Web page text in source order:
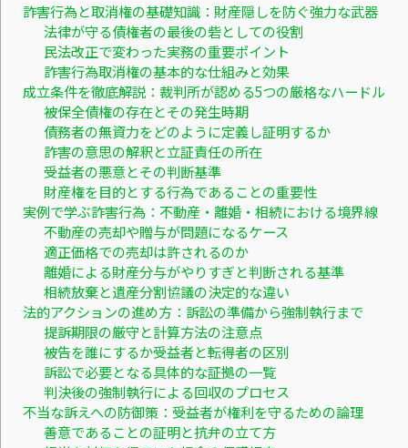
詐害行為と取消権の基礎知識：財産隠しを防ぐ強力な武器
法律が守る債権者の最後の砦としての役割
民法改正で変わった実務の重要ポイント
詐害行為取消権の基本的な仕組みと効果
成立条件を徹底解説：裁判所が認める5つの厳格なハードル
被保全債権の存在とその発生時期
債務者の無資力をどのように定義し証明するか
詐害の意思の解釈と立証責任の所在
受益者の悪意とその判断基準
財産権を目的とする行為であることの重要性
実例で学ぶ詐害行為：不動産・離婚・相続における境界線
不動産の売却や贈与が問題になるケース
適正価格での売却は許されるのか
離婚による財産分与がやりすぎと判断される基準
相続放棄と遺産分割協議の決定的な違い
法的アクションの進め方：訴訟の準備から強制執行まで
提訴期限の厳守と計算方法の注意点
被告を誰にするか受益者と転得者の区別
訴訟で必要となる具体的な証拠の一覧
判決後の強制執行による回収のプロセス
不当な訴えへの防御策：受益者が権利を守るための論理
善意であることの証明と抗弁の立て方